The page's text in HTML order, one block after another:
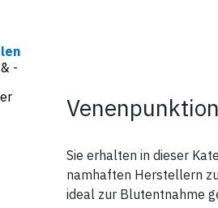
-
Sie erhalten in dieser
namhaften Herstellern
ideal zur Blutentnahme